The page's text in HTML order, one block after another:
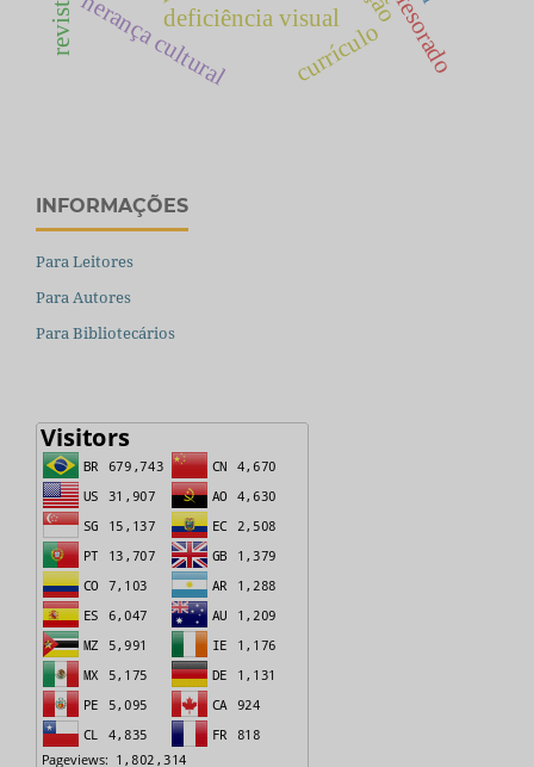
deficiência visual
herança cultural currículo
INFORMAÇÕES
Para Leitores
Para Autores
Para Bibliotecários